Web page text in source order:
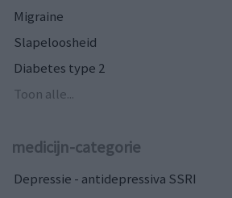
Migraine
Slapeloosheid
Diabetes type 2
Toon alle...
medicijn-categorie
Depressie - antidepressiva SSRI